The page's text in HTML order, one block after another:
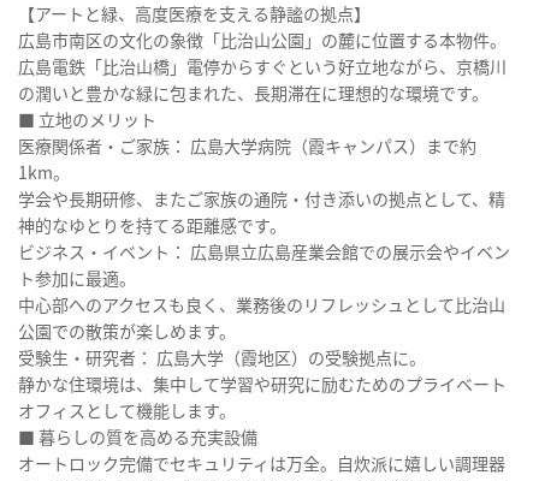
【アートと緑、高度医療を支える静謐の拠点】
広島市南区の文化の象徴「比治山公園」の麓に位置する本物件。
広島電鉄「比治山橋」電停からすぐという好立地ながら、京橋川
の潤いと豊かな緑に包まれた、長期滞在に理想的な環境です。
■ 立地のメリット
医療関係者・ご家族： 広島大学病院（霞キャンパス）まで約
1km。
学会や長期研修、またご家族の通院・付き添いの拠点として、精
神的なゆとりを持てる距離感です。
ビジネス・イベント： 広島県立広島産業会館での展示会やイベン
ト参加に最適。
中心部へのアクセスも良く、業務後のリフレッシュとして比治山
公園での散策が楽しめます。
受験生・研究者： 広島大学（霞地区）の受験拠点に。
静かな住環境は、集中して学習や研究に励むためのプライベート
オフィスとして機能します。
■ 暮らしの質を高める充実設備
オートロック完備でセキュリティは万全。自炊派に嬉しい調理器